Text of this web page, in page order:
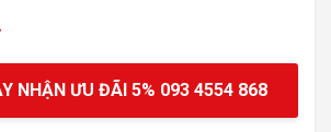
NHẬN ƯU ĐÃI 5% 093 4554 868